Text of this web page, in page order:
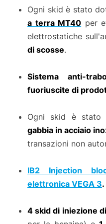
Ogni skid è stato
a terra MT40 per
elettrostatiche
di scosse.
Sistema anti-
fuoriuscite di
Ogni skid è stato
gabbia in acciaio
transazioni non
IB2 Injection
elettronica VEGA 3.
4 skid di iniezione